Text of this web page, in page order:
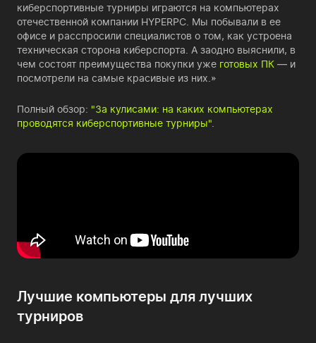
киберспортивные турниры играются на компьютерах
отечественной компании HYPERPC. Мы побывали в ее
офисе и расспросили специалистов о том, как устроена
техническая сторона киберспорта. А заодно выяснили, в
чем состоят преимущества покупки уже готовых ПК — и
посмотрели на самые красивые из них.»
Полный обзор: "За кулисами: на каких компьютерах
проводятся киберспортивные турниры"
Лучшие компьютеры для лучших
турниров